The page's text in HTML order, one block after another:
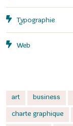
Typographie
Web
art business
charte graphique